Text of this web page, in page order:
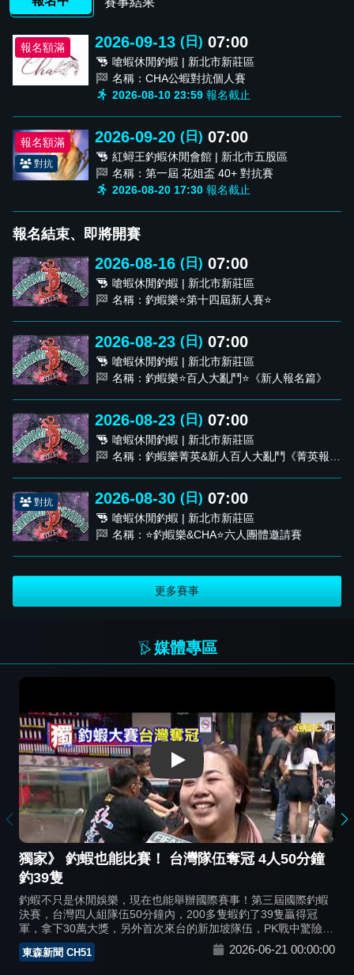
報名額滿 2026-09-13 (日) 07:00
嗆蝦休閒釣蝦 | 新北市新莊區
名稱：CHA公蝦對抗個人賽
2026-08-10 23:59報名截止
報名額滿
對抗
2026-09-20 (日) 07:00
紅蟳王釣蝦休閒會館 | 新北市五股區
名稱：第一屆 花姐盃 40+ 對抗賽
2026-08-20 17:30報名截止
報名結束、即將開賽
2026-08-16 (日) 07:00
嗆蝦休閒釣蝦 | 新北市新莊區
名稱：釣蝦樂⭐️第十四屆新人賽⭐️
2026-08-23 (日) 07:00
嗆蝦休閒釣蝦 | 新北市新莊區
名稱：釣蝦樂⭐️百人大亂鬥⭐️《新人報名篇》
2026-08-23 (日) 07:00
嗆蝦休閒釣蝦 | 新北市新莊區
名稱：釣蝦樂菁英&新人百人大亂鬥《菁英報名
對抗 2026-08-30 (日) 07:00
嗆蝦休閒釣蝦 | 新北市新莊區
名稱：⭐️釣蝦樂&CHA⭐️六人團體邀請賽
更多賽事
媒體專區
Play
獨家》 釣蝦也能比賽！ 台灣隊伍奪冠 4人50分鐘
釣39隻
釣蝦不只是休閒娛樂，現在也能舉辦國際賽事！第三屆國際釣蝦
決賽，台灣四人組隊伍50分鐘內，200多隻蝦釣了39隻贏得冠
軍，拿下30萬大獎，另外首次來台的新加坡隊伍，PK戰中驚險贏
得亞軍，選手分享，蝦子吃餌多數在蝦池深處，或沿著池邊走，
新手想提高釣蝦成功率，可以瞄準這兩處。
東森新聞 CH51 2026-06-21 00:00:00